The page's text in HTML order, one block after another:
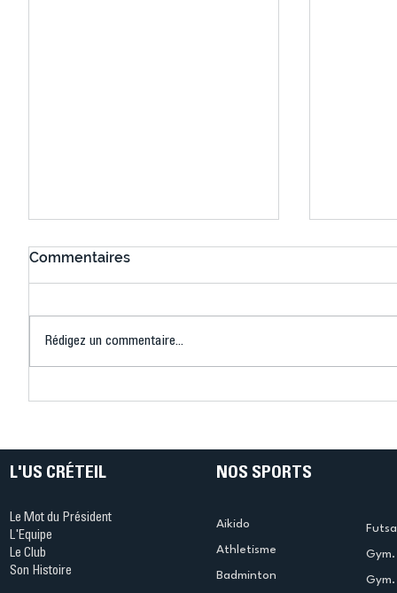
Ping ? Quand le tennis de
termine
Commentaires
Rédigez un commentaire...
L'US CRÉTEIL
Le Mot du Président
L'Equipe
Le Club
Son Histoire
NOS SPORTS
Aikido
Athletisme
Badminton